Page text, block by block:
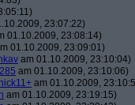
23:07:22)
01.10.2009, 23:08:14)
01.10.2009, 23:09:01)
am 01.10.2009, 23:10:04)
am 01.10.2009, 23:10:06)
am 01.10.2009,
am 01.10.2009, 23:19:15)